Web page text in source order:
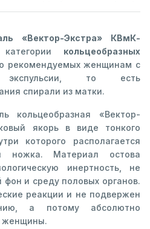
«Вектор-Экстра» КВмК-
кольцеобразных
рекомендуемых женщинам с
то есть
спирали из матки.
кольцеобразная «Вектор-
якорь в виде тонкого
которого располагается
ножка. Материал остова
инертность, не
и среду половых органов.
реакции и не подвержен
а потому абсолютно
женщины.